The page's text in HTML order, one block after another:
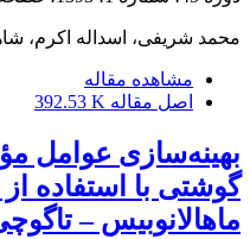
محمد شریفی، اسداله اکرم،
مشاهده مقاله
اصل مقاله 392.53 K
بهینه‌سازی عوامل
گوشتی با استفاده
ماهالانوبیس –